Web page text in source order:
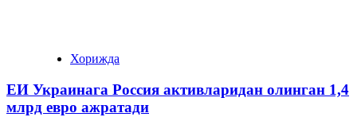
Хорижда
ЕИ Украинага Россия активларидан олинган 1,4
млрд евро ажратади